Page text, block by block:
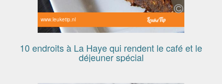
www.leuketip.nl
10 endroits à La Haye qui rendent le café et le
déjeuner spécial